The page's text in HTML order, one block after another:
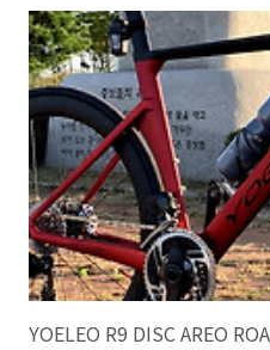
Simano PRO Vibe Carbon
100mm (90cm 교체 예정) 안장 : 스
본) 바테잎 : 레더 터치 퓨전 투톤 바
올라운드 ..
YOELEO R9 DISC AREO